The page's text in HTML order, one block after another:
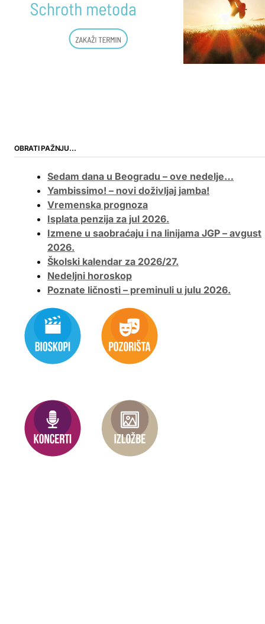
OBRATI PAŽNJU…
Sedam dana u Beogradu – ove nedelje…
Yambissimo! – novi doživljaj jamba!
Vremenska prognoza
Isplata penzija za jul 2026.
Izmene u saobraćaju i na linijama JGP – avgust
2026.
Školski kalendar za 2026/27.
Nedeljni horoskop
Poznate ličnosti – preminuli u julu 2026.